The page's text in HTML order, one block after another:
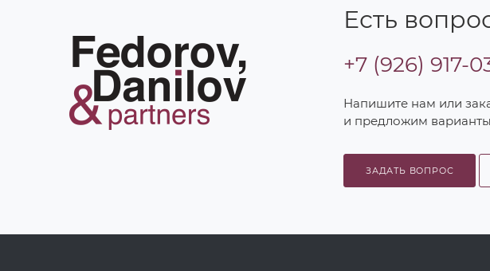
Есть
+7 (926) 917-
Напишите нам или
и предложим варианты
ЗАДАТЬ ВОПРОС